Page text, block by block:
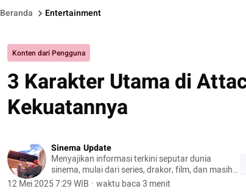
Beranda Entertainment
Konten dari Pengguna
3 Karakter Utama di
Kekuatannya
Sinema Update
Menyajikan informasi terkini seputar dunia
sinema, mulai dari series, drakor, film, dan masih
banyak lagi.
12 Mei 2025 7:29 WIB · waktu baca 3 menit